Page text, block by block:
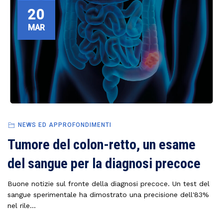
20
MAR
NEWS ED APPROFONDIMENTI
Tumore del colon-retto, un esame
del sangue per la diagnosi precoce
Buone notizie sul fronte della diagnosi precoce. Un test del
sangue sperimentale ha dimostrato una precisione dell'83%
nel rile...